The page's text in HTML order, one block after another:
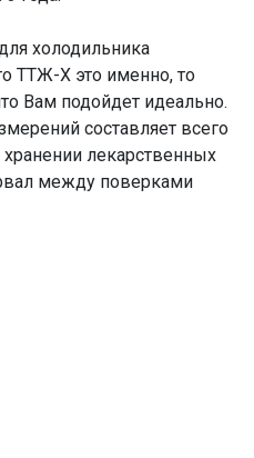
холодильника
ТТЖ-Х это именно, то
Вам подойдет идеально.
составляет всего
лекарственных
между поверками